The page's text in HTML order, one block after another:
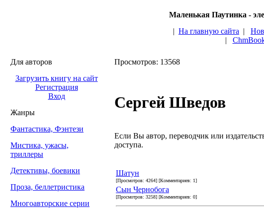
Маленькая Паутинка -
| На главную сайта |
|
Для авторов
Загрузить книгу на сайт
Регистрация
Вход
Жанры
Фантастика, Фэнтези
Мистика, ужасы,
триллеры
Детективы, боевики
Проза, беллетристика
Многоавторские серии
Просмотров: 13568
Сергей Шведов
Если Вы автор, переводчик или
доступа.
Шатун
[Просмотров: 4264] [Комментариев: 1]
Сын Чернобога
[Просмотров: 3258] [Комментариев: 0]